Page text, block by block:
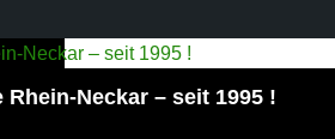
Neckar – seit 1995 !